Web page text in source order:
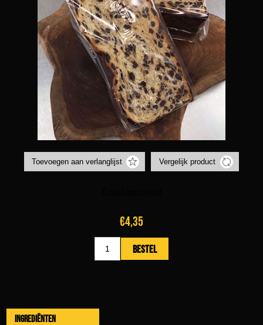
€4,35
Ingrediënten